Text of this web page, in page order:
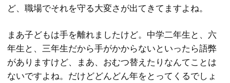
ど、職場でそれを守る大変さが出てきてますよね。
まあ子どもは手を離れましたけど。中学二年生と、六
年生と、三年生だから手がかからないといったら語弊
がありますけど、まあ、おむつ替えたりなんてことは
ないですよね。だけどどんどん年をとってくるでしょ